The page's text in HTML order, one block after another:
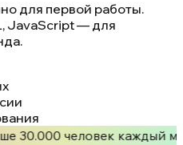
для первой работы.
JavaScript — для
30.000 человек каждый